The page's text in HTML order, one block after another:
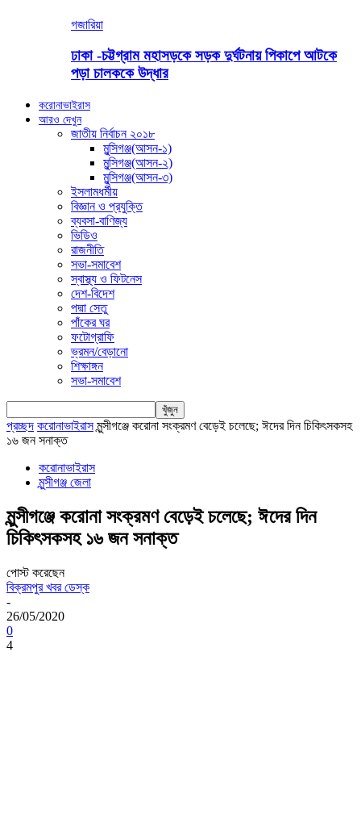
গজারিয়া
ঢাকা -চট্টগ্রাম মহাসড়কে সড়ক দুর্ঘটনায় পিকাপে আটকে
পড়া চালককে উদ্ধার
করোনাভাইরাস
আরও দেখুন
জাতীয় নির্বাচন ২০১৮
মুন্সিগঞ্জ(আসন-১)
মুন্সিগঞ্জ(আসন-২)
মুন্সিগঞ্জ(আসন-৩)
ইসলামধর্মীয়
বিজ্ঞান ও প্রযুক্তি
ব্যবসা-বাণিজ্য
ভিডিও
রাজনীতি
সভা-সমাবেশ
স্বাস্থ্য ও ফিটনেস
দেশ-বিদেশ
পদ্মা সেতু
পাঁকের ঘর
ফটোগ্রাফি
ভ্রমন/বেড়ানো
শিক্ষাঙ্গন
সভা-সমাবেশ
প্রচ্ছদ করোনাভাইরাস মুন্সীগঞ্জে করোনা সংক্রমণ বেড়েই চলেছে; ঈদের দিন চিকিৎসকসহ
১৬ জন সনাক্ত
করোনাভাইরাস
মুন্সীগঞ্জ জেলা
মুন্সীগঞ্জে করোনা সংক্রমণ বেড়েই চলেছে; ঈদের দিন
চিকিৎসকসহ ১৬ জন সনাক্ত
পোস্ট করেছেন
বিক্রমপুর খবর ডেস্ক
-
26/05/2020
0
4